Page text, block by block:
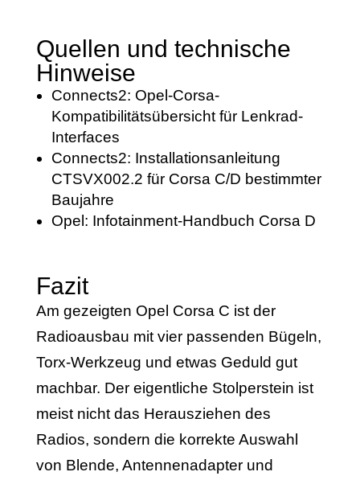
Quellen und technische
Hinweise
Connects2: Opel-Corsa-
Kompatibilitätsübersicht für Lenkrad-
Interfaces
Connects2: Installationsanleitung
CTSVX002.2 für Corsa C/D bestimmter
Baujahre
Opel: Infotainment-Handbuch Corsa D
Fazit
Am gezeigten Opel Corsa C ist der
Radioausbau mit vier passenden Bügeln,
Torx-Werkzeug und etwas Geduld gut
machbar. Der eigentliche Stolperstein ist
meist nicht das Herausziehen des
Radios, sondern die korrekte Auswahl
von Blende, Antennenadapter und